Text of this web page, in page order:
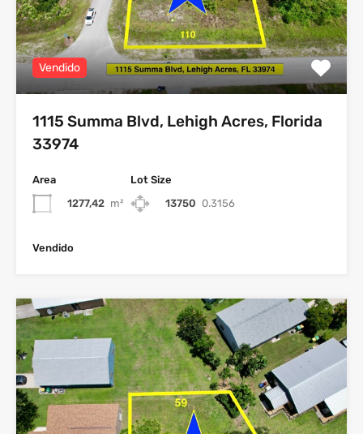
Vendido
1115 Summa Blvd, Lehigh Acres, Florida
33974
Area
1277,42 m²
Lot Size
13750 0.3156
Vendido